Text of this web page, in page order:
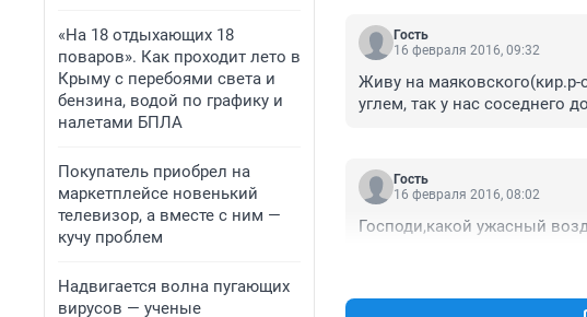
«На 18 отдыхающих 18
поваров». Как проходит лето в
Крыму с перебоями света и
бензина, водой по графику и
налетами БПЛА
Покупатель приобрел на
маркетплейсе новенький
телевизор, а вместе с ним —
кучу проблем
Надвигается волна пугающих
вирусов — ученые
Гость
16 февраля 2016, 09:32
Живу на маяковского(кир.р-
углем, так у нас соседнего
Гость
16 февраля 2016, 08:02
Господи,какой ужасный